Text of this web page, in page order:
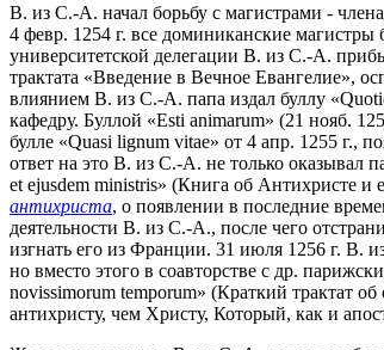
В. из С.-А. начал борьбу с магистрами -
4 февр. 1254 г. все доминиканские
университетской делегации В. из С.-А.
трактата «Введение в Вечное Евангелие»,
влиянием В. из С.-А. папа издал буллу
кафедру. Буллой «Esti animarum» (21 нояб.
булле «Quasi lignum vitae» от 4 апр. 1255 г.,
ответ на это В. из С.-А. не только оказывал
et ejusdem ministris» (Книга об Антихристе и
антихриста, о появлении в последние
деятельности В. из С.-А., после чего
изгнать его из Франции. 31 июля 1256 г. В.
но вместо этого в соавторстве с др.
novissimorum temporum» (Краткий трактат
антихристу, чем Христу, Который, как и